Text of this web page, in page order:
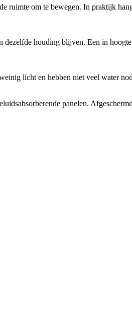
ruimte om te bewegen. In praktijk
dezelfde houding blijven. Een in
licht en hebben niet veel water
panelen.